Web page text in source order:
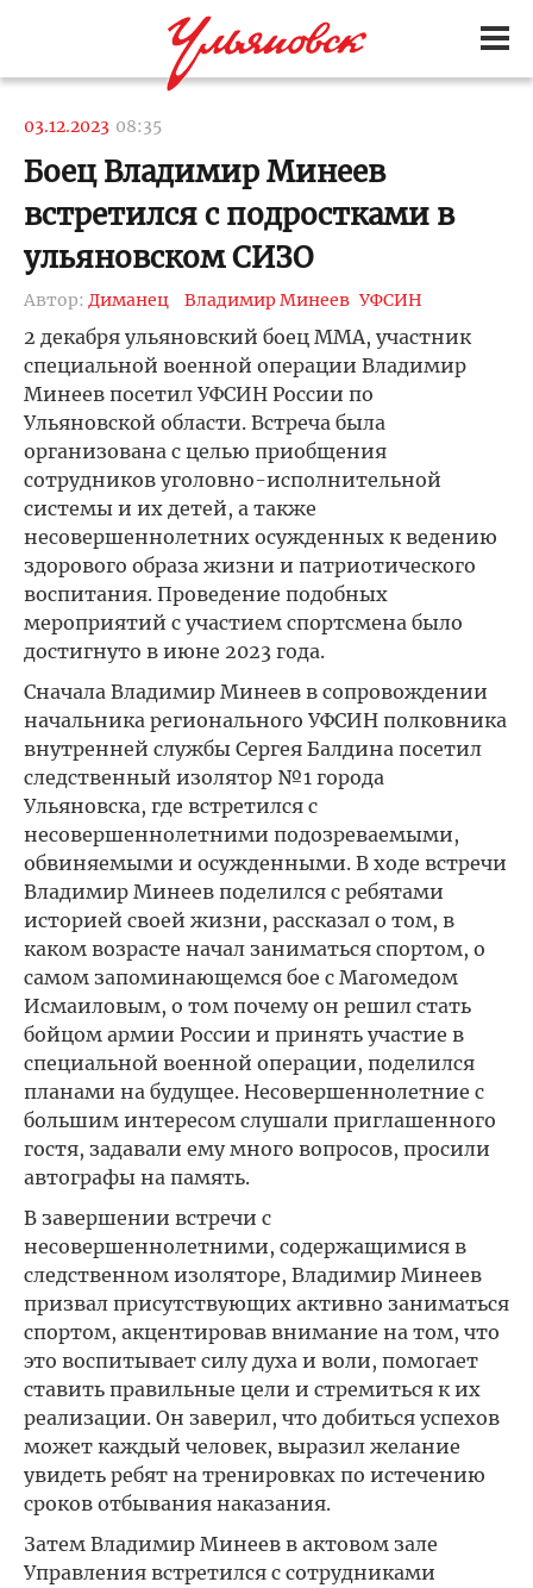
03.12.2023 08:35
Боец Владимир Минеев
встретился с подростками в
ульяновском СИЗО
Автор: Диманец Владимир Минеев УФСИН
2 декабря ульяновский боец ММА, участник
специальной военной операции Владимир
Минеев посетил УФСИН России по
Ульяновской области. Встреча была
организована с целью приобщения
сотрудников уголовно-исполнительной
системы и их детей, а также
несовершеннолетних осужденных к ведению
здорового образа жизни и патриотического
воспитания. Проведение подобных
мероприятий с участием спортсмена было
достигнуто в июне 2023 года.
Сначала Владимир Минеев в сопровождении
начальника регионального УФСИН полковника
внутренней службы Сергея Балдина посетил
следственный изолятор №1 города
Ульяновска, где встретился с
несовершеннолетними подозреваемыми,
обвиняемыми и осужденными. В ходе встречи
Владимир Минеев поделился с ребятами
историей своей жизни, рассказал о том, в
каком возрасте начал заниматься спортом, о
самом запоминающемся бое с Магомедом
Исмаиловым, о том почему он решил стать
бойцом армии России и принять участие в
специальной военной операции, поделился
планами на будущее. Несовершеннолетние с
большим интересом слушали приглашенного
гостя, задавали ему много вопросов, просили
автографы на память.
В завершении встречи с
несовершеннолетними, содержащимися в
следственном изоляторе, Владимир Минеев
призвал присутствующих активно заниматься
спортом, акцентировав внимание на том, что
это воспитывает силу духа и воли, помогает
ставить правильные цели и стремиться к их
реализации. Он заверил, что добиться успехов
может каждый человек, выразил желание
увидеть ребят на тренировках по истечению
сроков отбывания наказания.
Затем Владимир Минеев в актовом зале
Управления встретился с сотрудниками